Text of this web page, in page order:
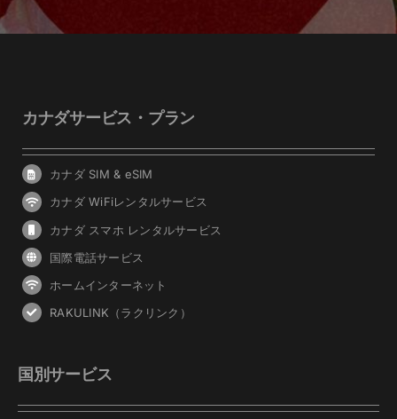
カナダサービス・プラン
カナダ SIM & eSIM
カナダ WiFiレンタルサービス
カナダ スマホ レンタルサービス
国際電話サービス
ホームインターネット
RAKULINK（ラクリンク）
国別サービス